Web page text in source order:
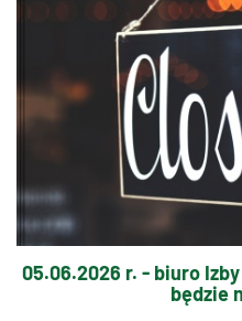
05.06.2026 r. - biuro
będzie